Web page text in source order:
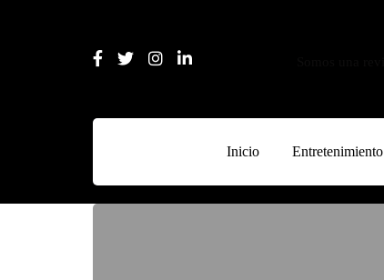
Inicio Entretenimiento